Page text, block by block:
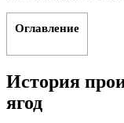
Оглавление
История
ягод